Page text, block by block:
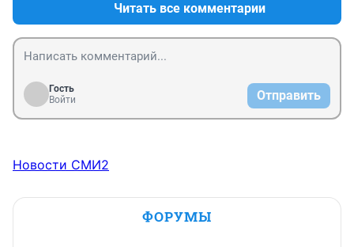
Читать все комментарии
Гость
Войти
Отправить
Новости СМИ2
ФОРУМЫ